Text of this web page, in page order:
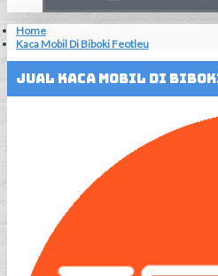
Home
Kaca Mobil Di Biboki Feotleu
Jual Kaca Mobil Di